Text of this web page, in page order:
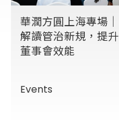
華潤方圓上海專場｜
解讀管治新規，提升
董事會效能
Events